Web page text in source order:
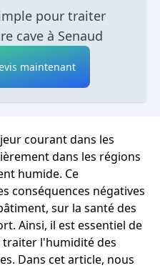
pour traiter
cave à Senaud
maintenant
courant dans les
dans les régions
humide. Ce
conséquences négatives
sur la santé des
Ainsi, il est essentiel de
l'humidité des
Dans cet article, nous